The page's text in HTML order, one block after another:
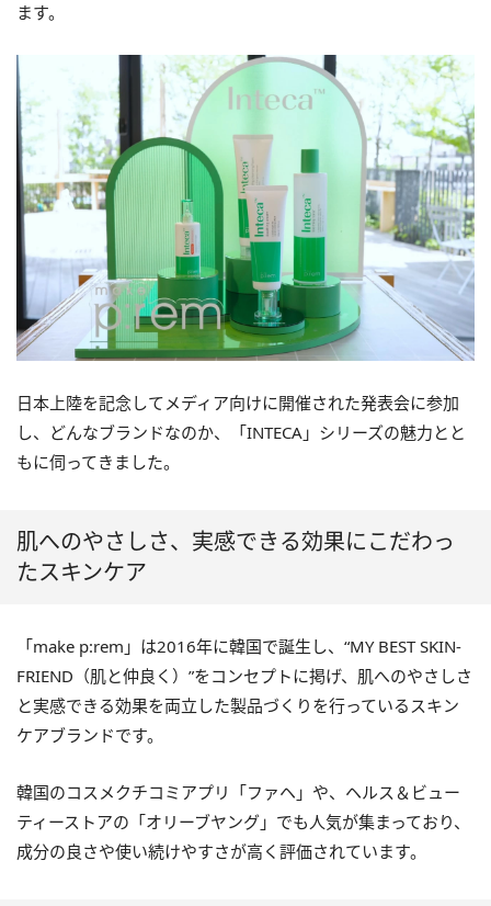
ます。
日本上陸を記念してメディア向けに開催された発表会に参加
し、どんなブランドなのか、「INTECA」シリーズの魅力とと
もに伺ってきました。
肌へのやさしさ、実感できる効果にこだわっ
たスキンケア
「make p:rem」は2016年に韓国で誕生し、“MY BEST SKIN-
FRIEND（肌と仲良く）”をコンセプトに掲げ、肌へのやさしさ
と実感できる効果を両立した製品づくりを行っているスキン
ケアブランドです。
韓国のコスメクチコミアプリ「ファヘ」や、ヘルス＆ビュー
ティーストアの「オリーブヤング」でも人気が集まっており、
成分の良さや使い続けやすさが高く評価されています。